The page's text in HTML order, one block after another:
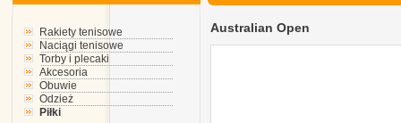
Rakiety tenisowe
Naciągi tenisowe
Torby i plecaki
Akcesoria
Obuwie
Odzież
Piłki
Australian Open